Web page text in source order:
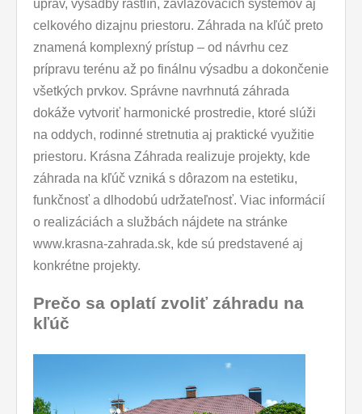
úprav, výsadby rastlín, zavlažovacích systémov aj
celkového dizajnu priestoru. Záhrada na kľúč preto
znamená komplexný prístup – od návrhu cez
prípravu terénu až po finálnu výsadbu a dokončenie
všetkých prvkov. Správne navrhnutá záhrada
dokáže vytvoriť harmonické prostredie, ktoré slúži
na oddych, rodinné stretnutia aj praktické využitie
priestoru. Krásna Záhrada realizuje projekty, kde
záhrada na kľúč vzniká s dôrazom na estetiku,
funkčnosť a dlhodobú udržateľnosť. Viac informácií
o realizáciách a službách nájdete na stránke
www.krasna-zahrada.sk, kde sú predstavené aj
konkrétne projekty.
Prečo sa oplatí zvoliť záhradu na
kľúč